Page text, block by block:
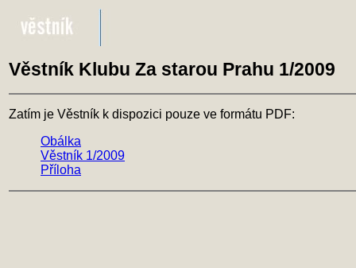
Věstník Klubu Za starou Prahu 1/2009
Zatím je Věstník k dispozici pouze ve formátu PDF:
Obálka
Věstník 1/2009
Příloha